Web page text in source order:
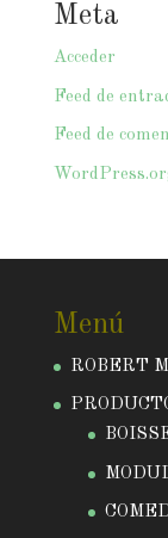
Meta
Acceder
Feed de
Feed de
Menú
ROBERT